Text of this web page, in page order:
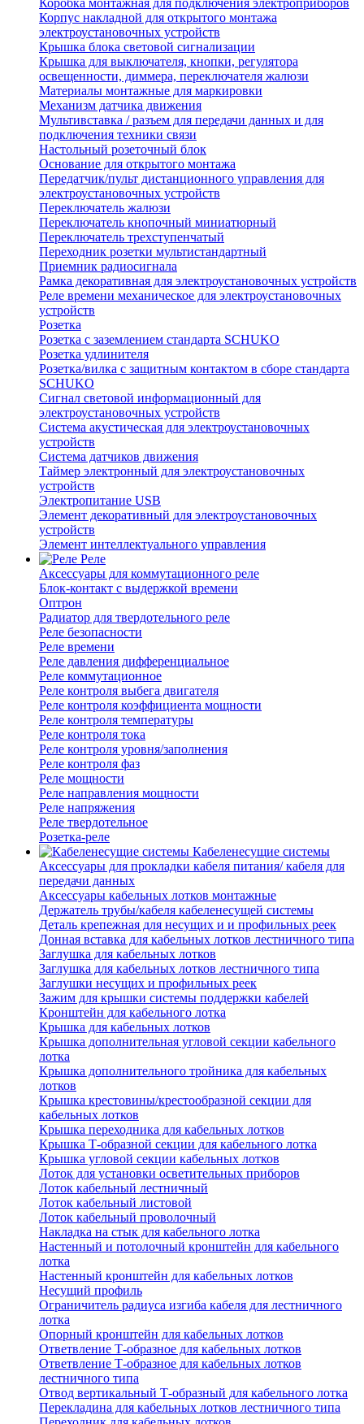
Коробка монтажная для подключения электроприборов
Корпус накладной для открытого монтажа
электроустановочных устройств
Крышка блока световой сигнализации
Крышка для выключателя, кнопки, регулятора
освещенности, диммера, переключателя жалюзи
Материалы монтажные для маркировки
Механизм датчика движения
Мультивставка / разъем для передачи данных и для
подключения техники связи
Настольный розеточный блок
Основание для открытого монтажа
Передатчик/пульт дистанционного управления для
электроустановочных устройств
Переключатель жалюзи
Переключатель кнопочный миниатюрный
Переключатель трехступенчатый
Переходник розетки мультистандартный
Приемник радиосигнала
Рамка декоративная для электроустановочных устройств
Реле времени механическое для электроустановочных
устройств
Розетка
Розетка с заземлением стандарта SCHUKO
Розетка удлинителя
Розетка/вилка с защитным контактом в сборе стандарта
SCHUKO
Сигнал световой информационный для
электроустановочных устройств
Система акустическая для электроустановочных
устройств
Система датчиков движения
Таймер электронный для электроустановочных
устройств
Электропитание USB
Элемент декоративный для электроустановочных
устройств
Элемент интеллектуального управления
Реле
Аксессуары для коммутационного реле
Блок-контакт с выдержкой времени
Оптрон
Радиатор для твердотельного реле
Реле безопасности
Реле времени
Реле давления дифференциальное
Реле коммутационное
Реле контроля выбега двигателя
Реле контроля коэффициента мощности
Реле контроля температуры
Реле контроля тока
Реле контроля уровня/заполнения
Реле контроля фаз
Реле мощности
Реле направления мощности
Реле напряжения
Реле твердотельное
Розетка-реле
Кабеленесущие системы
Аксессуары для прокладки кабеля питания/ кабеля для
передачи данных
Аксессуары кабельных лотков монтажные
Держатель трубы/кабеля кабеленесущей системы
Деталь крепежная для несущих и и профильных реек
Донная вставка для кабельных лотков лестничного типа
Заглушка для кабельных лотков
Заглушка для кабельных лотков лестничного типа
Заглушки несущих и профильных реек
Зажим для крышки системы поддержки кабелей
Кронштейн для кабельного лотка
Крышка для кабельных лотков
Крышка дополнительная угловой секции кабельного
лотка
Крышка дополнительного тройника для кабельных
лотков
Крышка крестовины/крестообразной секции для
кабельных лотков
Крышка переходника для кабельных лотков
Крышка Т-образной секции для кабельного лотка
Крышка угловой секции кабельных лотков
Лоток для установки осветительных приборов
Лоток кабельный лестничный
Лоток кабельный листовой
Лоток кабельный проволочный
Накладка на стык для кабельного лотка
Настенный и потолочный кронштейн для кабельного
лотка
Настенный кронштейн для кабельных лотков
Несущий профиль
Ограничитель радиуса изгиба кабеля для лестничного
лотка
Опорный кронштейн для кабельных лотков
Ответвление Т-образное для кабельных лотков
Ответвление Т-образное для кабельных лотков
лестничного типа
Отвод вертикальный Т-образный для кабельного лотка
Перекладина для кабельных лотков лестничного типа